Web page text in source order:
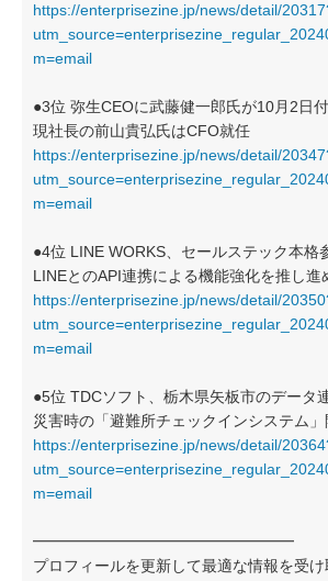
https://enterprisezine.jp/news/detail/
m=email
●3位 弥生CEOに武藤健一郎氏が10月2日
現社長の前山貴弘氏はCFO就任
https://enterprisezine.jp/news/detail/
m=email
●4位 LINE WORKS、セールステック本格
LINEとのAPI連携による機能強化を推し進
https://enterprisezine.jp/news/detail/
m=email
●5位 TDCソフト、栃木県矢板市のデータ
災害時の「避難所チェックインシステム」
https://enterprisezine.jp/news/detail/
m=email
━━━━━━━━━━━━━━━━━
プロフィールを更新して最適な情報を受け